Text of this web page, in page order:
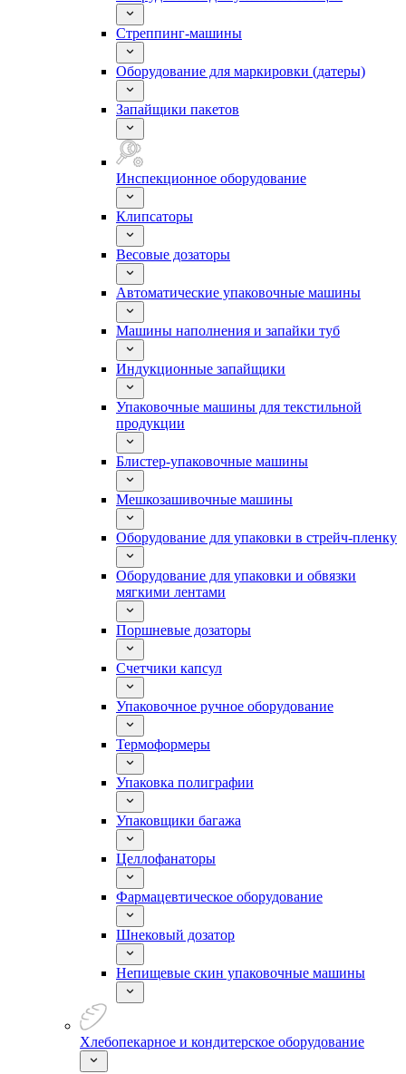
Стреппинг-машины
Оборудование для маркировки (датеры)
Запайщики пакетов
Инспекционное оборудование
Клипсаторы
Весовые дозаторы
Автоматические упаковочные машины
Машины наполнения и запайки туб
Индукционные запайщики
Упаковочные машины для текстильной
продукции
Блистер-упаковочные машины
Мешкозашивочные машины
Оборудование для упаковки в стрейч-пленку
Оборудование для упаковки и обвязки
мягкими лентами
Поршневые дозаторы
Счетчики капсул
Упаковочное ручное оборудование
Термоформеры
Упаковка полиграфии
Упаковщики багажа
Целлофанаторы
Фармацевтическое оборудование
Шнековый дозатор
Непищевые скин упаковочные машины
Хлебопекарное и кондитерское оборудование